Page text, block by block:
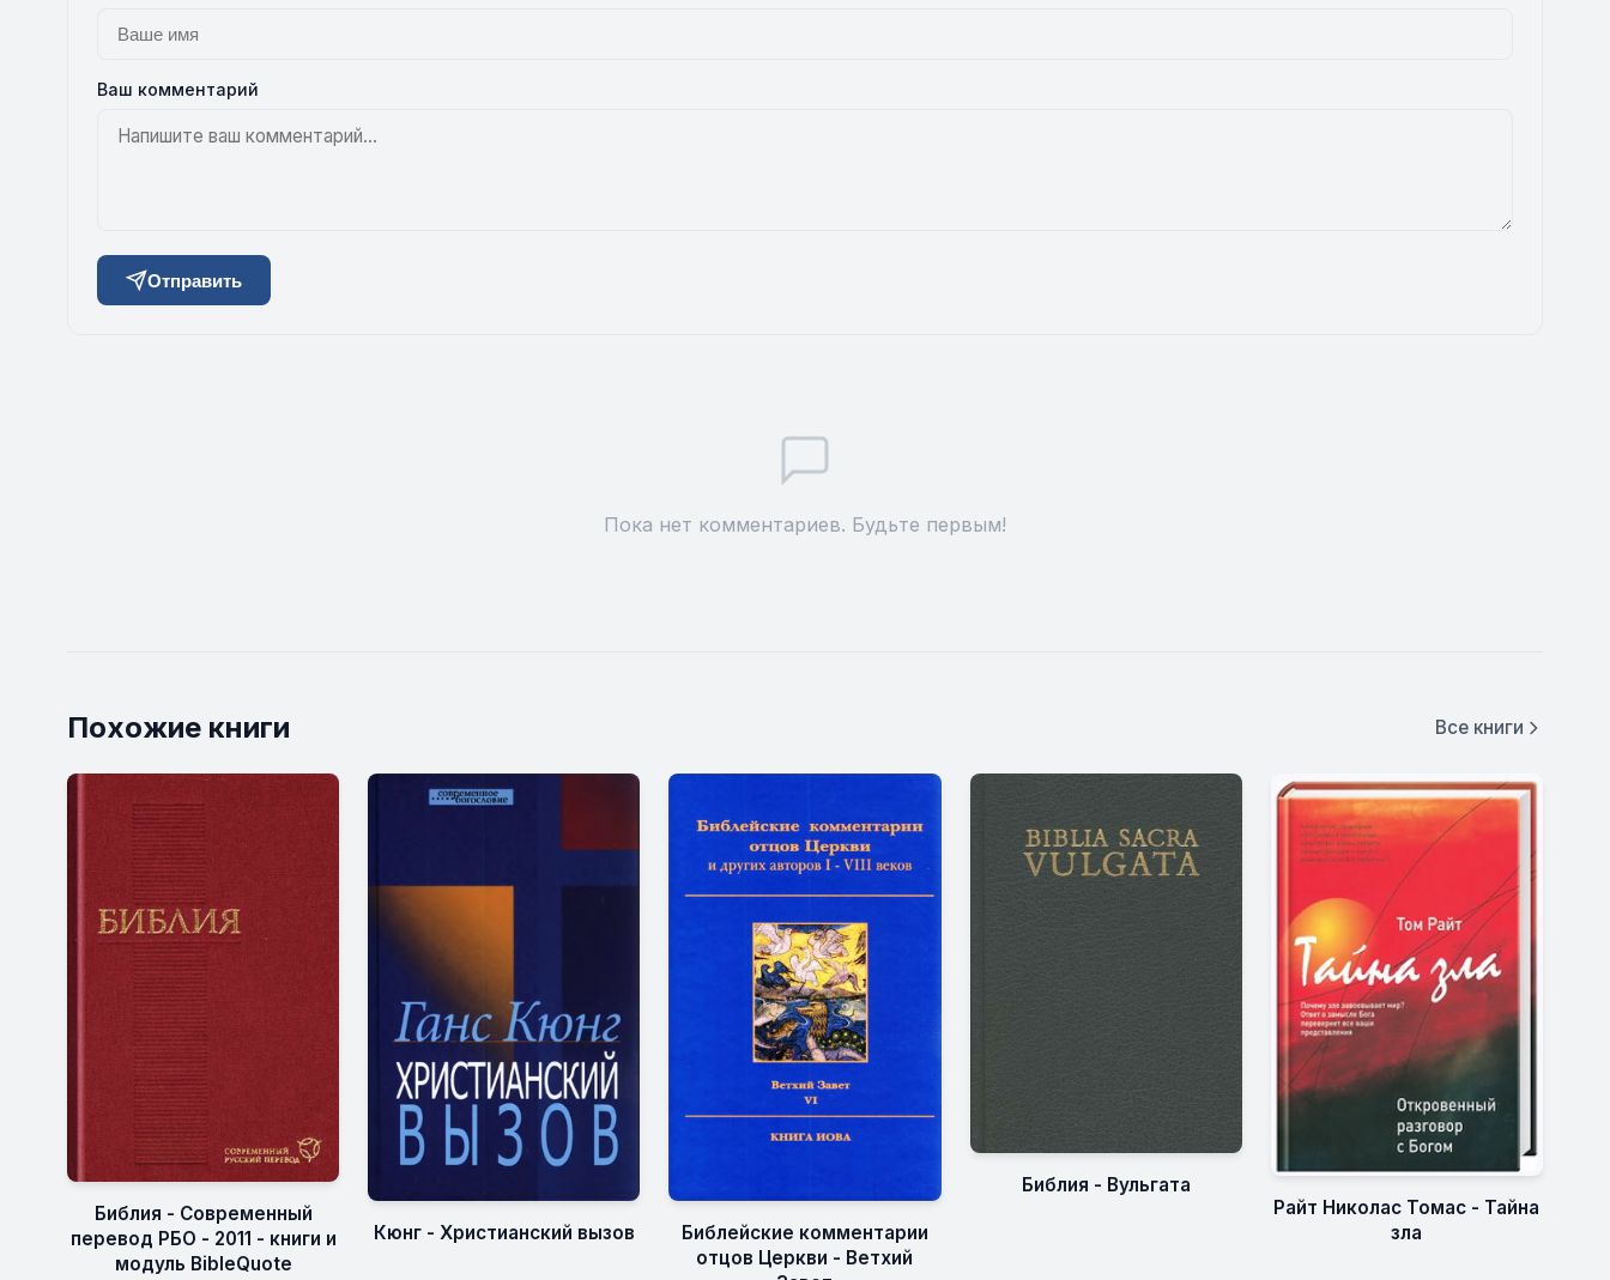
Ваш комментарий
Отправить
Пока нет комментариев. Будьте первым!
Похожие книги Все книги
Библия - Современный
перевод РБО - 2011 - книги и
модуль BibleQuote
Кюнг - Христианский вызов
Библейские комментарии
отцов Церкви - Ветхий
Библия - Вульгата
Райт Николас Томас - Тайна
зла